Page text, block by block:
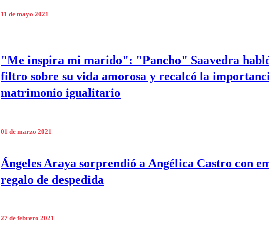
11 de mayo 2021
"Me inspira mi marido": "Pancho" Saavedra
filtro sobre su vida amorosa y recalcó la
matrimonio igualitario
01 de marzo 2021
Ángeles Araya sorprendió a Angélica Castro con
regalo de despedida
27 de febrero 2021